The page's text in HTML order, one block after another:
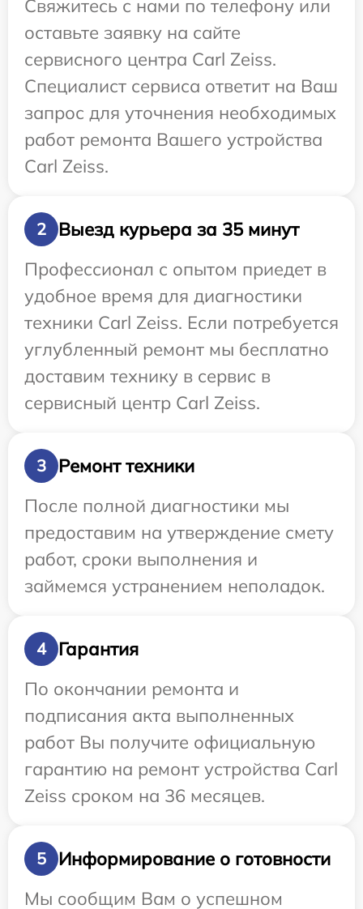
Свяжитесь с нами по телефону или
оставьте заявку на сайте
сервисного центра Carl Zeiss.
Специалист сервиса ответит на Ваш
запрос для уточнения необходимых
работ ремонта Вашего устройства
Carl Zeiss.
2
Выезд курьера за 35 минут
Профессионал с опытом приедет в
удобное время для диагностики
техники Carl Zeiss. Если потребуется
углубленный ремонт мы бесплатно
доставим технику в сервис в
сервисный центр Carl Zeiss.
3
Ремонт техники
После полной диагностики мы
предоставим на утверждение смету
работ, сроки выполнения и
займемся устранением неполадок.
4
Гарантия
По окончании ремонта и
подписания акта выполненных
работ Вы получите официальную
гарантию на ремонт устройства Carl
Zeiss сроком на 36 месяцев.
5
Информирование о готовности
Мы сообщим Вам о успешном